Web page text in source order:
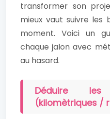
transformer son
mieux vaut suivre les
moment. Voici un
chaque jalon avec
au hasard.
Déduire
(kilomètriques /